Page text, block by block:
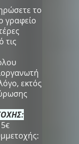
το
γραφείο
τις
εκτός
€